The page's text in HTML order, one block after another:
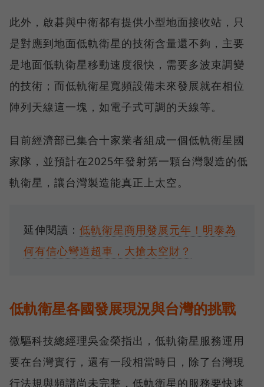
此外，啟碁與中衛都有提供小型地面接收站，只
是對應到地面低軌衛星的技術含量還不夠，主要
是地面低軌衛星移動速度很快，需要多波束調變
的技術；而低軌衛星寬頻設備未來發展就在相位
陣列天線這一塊，如電子式可調的天線等。
目前經濟部已集合十家業者組成一個低軌衛星國
家隊，並預計在2025年發射第一顆台灣製造的低
軌衛星，讓台灣製造能真正上太空。
延伸閱讀： 低軌衛星商用發展元年！明泰為
何有信心彎道超車，大搶太空財？
低軌衛星各國發展現況與台灣的挑戰
微驅科技總經理吳金榮指出，低軌衛星服務運用
要在台灣實行，還有一段相當時日，除了台灣現
行法規與頻譜尚未完整，低軌衛星的服務要快速